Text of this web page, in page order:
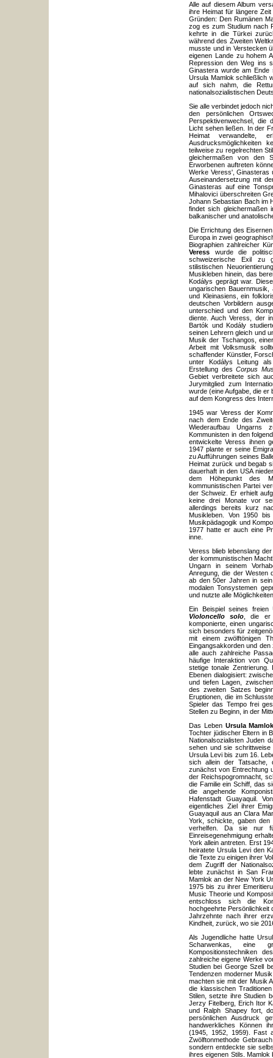
Alle auf diesem Album
ihre Heimat für längere
Gründen: Den Rumänen
zog es zum Studium nach
kehrte in die Türkei
während des Zweiten
musste und in Verstecken
eigenen Lande zu hohem
Repression den Weg ins
Ginastera wurde am
Ursula Mamlok schließlich
auf sich nahm, die
nationalsozialistischen
Sie alle verbindet jedoch
den persönlichen
Perspektivenwechsel, die
Licht sehen ließen. In der
Heimat verwandelte,
Ausdrucksmöglichkeiten
teilweise zu regelrechten
gleichermaßen von den
Erworbenen auftreten
Werke Veress', Ginasteras
Auseinandersetzung mit
Ginasteras auf eine
Mihalovici überschreiten
Johann Sebastian Bach im
findet sich gleichermaßen
balkanischer und
Die Errichtung des
Europa in zwei
Biographien zahlreicher
Veress wurde die
schweizerische Exil zu
stilistischen
Musikleben hinein, das
Kodálys geprägt war.
ungarischen
und Kleinasiens, ein
deutschen Vorbildern
unterschied und den
diente. Auch Veress, der
Bartók und Kodály
seinen Lehrern gleich und
Musik der Tschangos,
Arbeit mit Volksmusik
schaffender Künstler,
unter Kodálys Leitung
Erstellung desCorpus
Gebiet verbreitete sich
Jurymitglied zum
wurde (eine Aufgabe, die
auf dem Kongress des
1945 war Veress der
nach dem Ende des
Wiederaufbau
Kommunisten in den
entwickelte Veress ihnen
1947 plante er seine
zu Aufführungen seines
Heimat zurück und begab
dauerhaft in den USA
dem Höhepunkt des
kommunistischen Partei
der Schweiz. Er erhielt
keine drei Monate vor
allerdings bereits kurz
Musikleben. Von 1950
Musikpädagogik und
1977 hatte er auch eine
inne.
Veress blieb lebenslang
der kommunistischen
Ungarn in seinem
Anregung, die der Westen
ab den 50er Jahren in
modalen Tonsystemen
und nutzte alle
Ein Beispiel seines
Violoncello solo , die er
komponierte, einen
sich besonders für
mit einem zwölftönigen
Eingangsakkorden und
alle auch zahlreiche
häufige Interaktion von
stetige tonale Zentrierung.
Ebenen dialogisiert:
und tiefen Lagen,
des zweiten Satzes
Eruptionen, die im
Spieler das Tempo frei
Stellen zu Beginn, in der
Das LebenUrsula
Tochter jüdischer Eltern in
Nationalsozialisten Juden
sehen und sie
Ursula Levi bis zum 16.
sich allein der Tatsache,
zunächst von Entrechtung
der Reichspogromnacht,
die Familie ein Schiff, das
die angehende
Hafenstadt Guayaquil.
eigentliches Ziel ihrer
Guayaquil aus an Clara
York, schickte, gaben
verhelfen. Da sie nur
Einreisegenehmigung
York allein antreten. Erst
heiratete Ursula Levi den
die Texte zu einigen ihrer
dem Zugriff der
lebte zunächst in San
Mamlok an der New York
1975 bis zu ihrer
Music Theorie und
entschloss sich die
hochgeehrte Persönlichkeit
Jahrzehnte nach ihrer
Kindheit, zurück, wo sie
Als Jugendliche hatte
Scharwenkas, eine
Kompositionstechniken
zahlreiche eigene Werke
Studien bei George Szell
Tendenzen moderner
machten sie mit der Musik
die klassischen
Stilen, setzte ihre Studien
Jerzy Fitelberg, Erich Itor
und Ralph Shapey fort,
persönlichen Ausdruck
handwerkliches Können
(1945, 1952, 1959). Fast
Zwölftonmethode
sondern entdeckte sie
ihres eigenen Stils.